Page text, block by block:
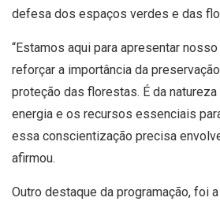
defesa dos espaços verdes e das
“Estamos aqui para apresentar
reforçar a importância da
proteção das florestas. É da natureza
energia e os recursos essenciais
essa conscientização precisa
afirmou.
Outro destaque da programação, foi